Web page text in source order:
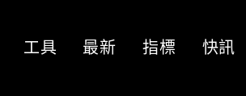
工具 最新 指標 快訊